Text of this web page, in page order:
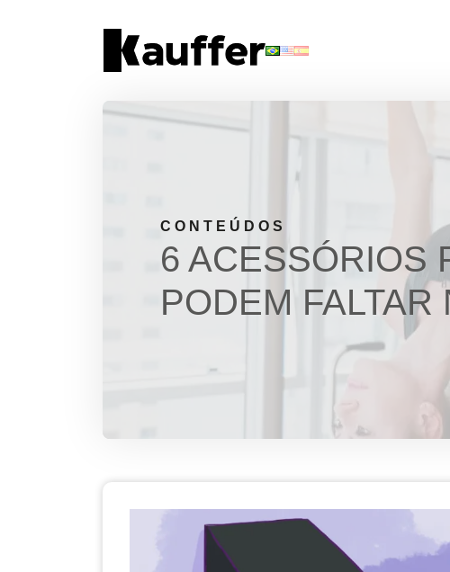
Conteúdos
Contato
Materiais Gratuitos
Solicite um Orçamento
CONTEÚDOS
6 ACESSÓRIOS
PODEM